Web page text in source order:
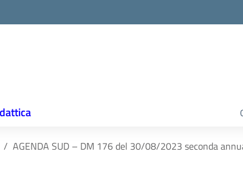
AGENDA SUD – DM 176 del 30/08/2023 seconda